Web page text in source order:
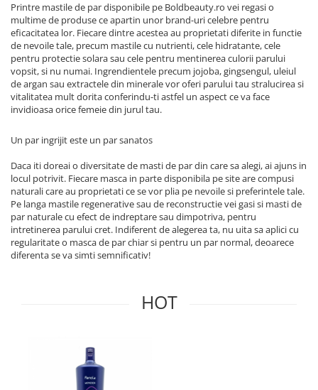
Printre mastile de par disponibile pe Boldbeauty.ro vei regasi o
multime de produse ce apartin unor brand-uri celebre pentru
eficacitatea lor. Fiecare dintre acestea au proprietati diferite in functie
de nevoile tale, precum mastile cu nutrienti, cele hidratante, cele
pentru protectie solara sau cele pentru mentinerea culorii parului
vopsit, si nu numai. Ingrendientele precum jojoba, gingsengul, uleiul
de argan sau extractele din minerale vor oferi parului tau stralucirea si
vitalitatea mult dorita conferindu-ti astfel un aspect ce va face
invidioasa orice femeie din jurul tau.
Un par ingrijit este un par sanatos
Daca iti doreai o diversitate de masti de par din care sa alegi, ai ajuns in
locul potrivit. Fiecare masca in parte disponibila pe site are compusi
naturali care au proprietati ce se vor plia pe nevoile si preferintele tale.
Pe langa mastile regenerative sau de reconstructie vei gasi si masti de
par naturale cu efect de indreptare sau dimpotriva, pentru
intretinerea parului cret. Indiferent de alegerea ta, nu uita sa aplici cu
regularitate o masca de par chiar si pentru un par normal, deoarece
diferenta se va simti semnificativ!
HOT